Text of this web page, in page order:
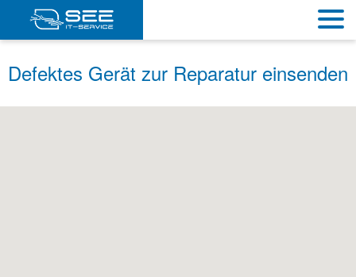
Defektes Gerät zur Reparatur einsenden